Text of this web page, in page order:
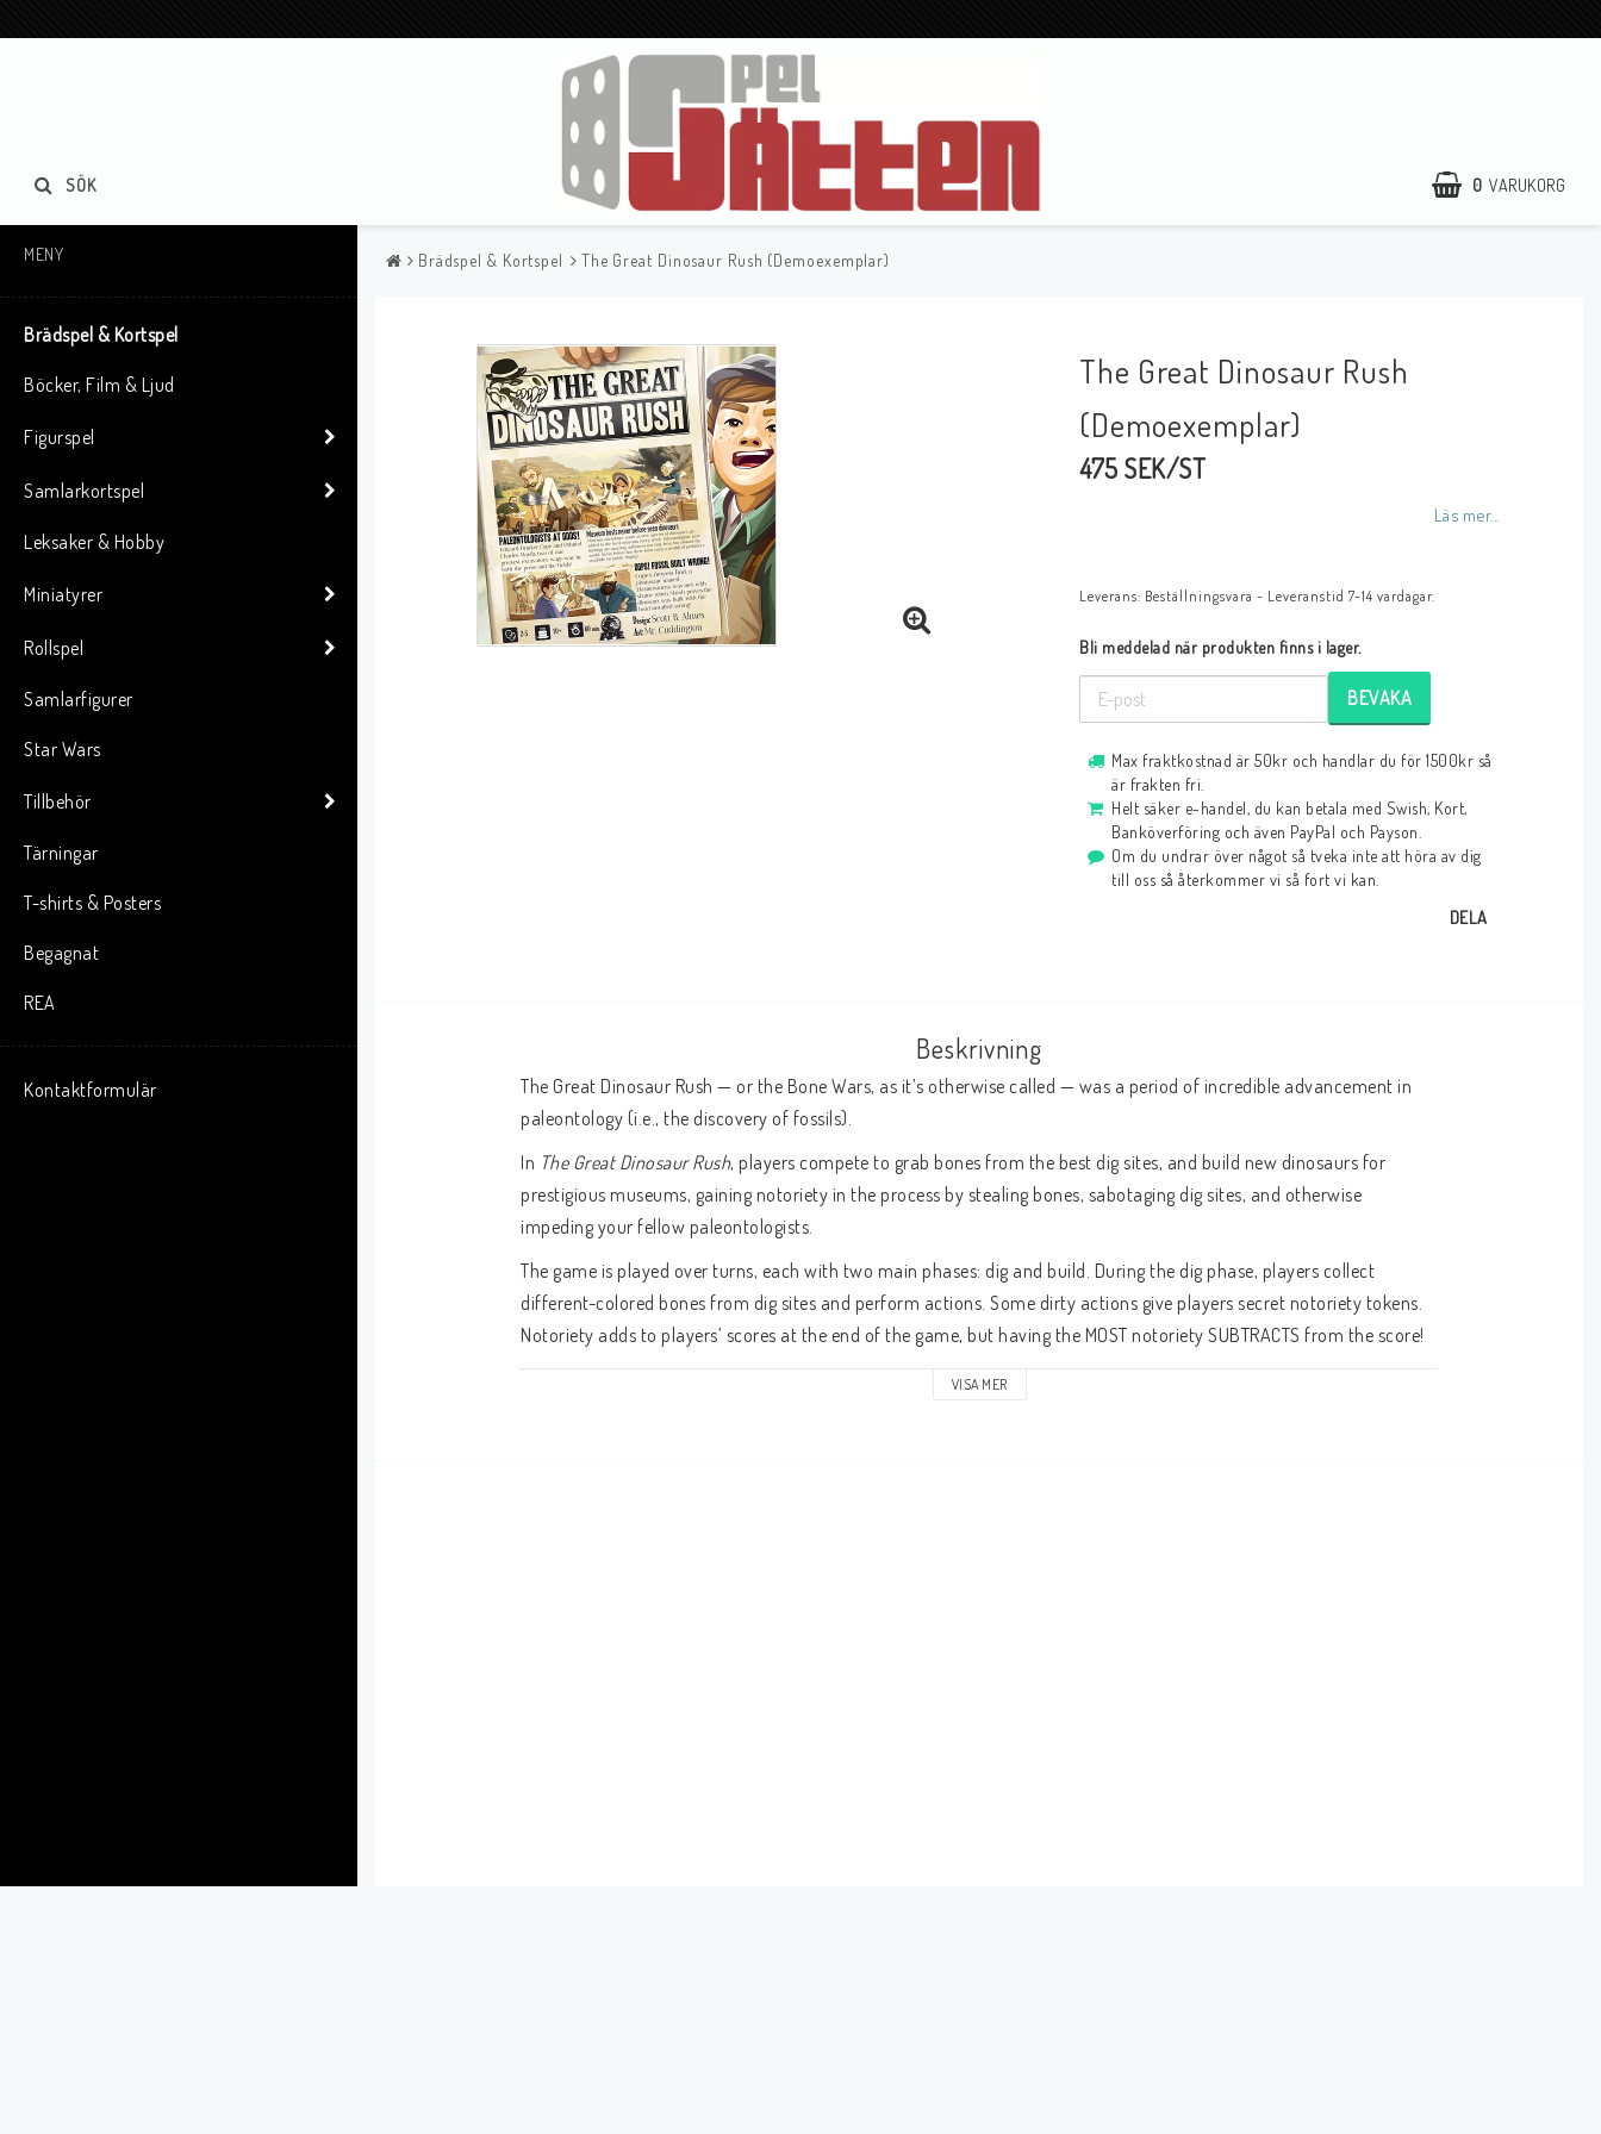
0 VARUKORG
SÖK
MENY
Brädspel & Kortspel
Böcker, Film & Ljud
Figurspel
Samlarkortspel
Leksaker & Hobby
Miniatyrer
Rollspel
Samlarfigurer
Star Wars
Tillbehör
Tärningar
T-shirts & Posters
Begagnat
REA
Kontaktformulär
Brädspel & Kortspel The Great Dinosaur Rush (Demoexemplar)
The Great Dinosaur Rush
(Demoexemplar)
475 SEK/ST
Läs mer...
Leverans: Beställningsvara - Leveranstid 7-14 vardagar.
Bli meddelad när produkten finns i lager.
BEVAKA
Max fraktkostnad är 50kr och handlar du för 1500kr så
är frakten fri.
Helt säker e-handel, du kan betala med Swish, Kort,
Banköverföring och även PayPal och Payson.
Om du undrar över något så tveka inte att höra av dig
till oss så återkommer vi så fort vi kan.
DELA
Beskrivning
The Great Dinosaur Rush — or the Bone Wars, as it’s otherwise called — was a period of incredible advancement in
paleontology (i.e., the discovery of fossils).
In The Great Dinosaur Rush, players compete to grab bones from the best dig sites, and build new dinosaurs for
prestigious museums, gaining notoriety in the process by stealing bones, sabotaging dig sites, and otherwise
impeding your fellow paleontologists.
The game is played over turns, each with two main phases: dig and build. During the dig phase, players collect
different-colored bones from dig sites and perform actions. Some dirty actions give players secret notoriety tokens.
Notoriety adds to players’ scores at the end of the game, but having the MOST notoriety SUBTRACTS from the score!
During the build phase, players create their dinosaurs from the bones they collected, maximizing them to score
VISA MER